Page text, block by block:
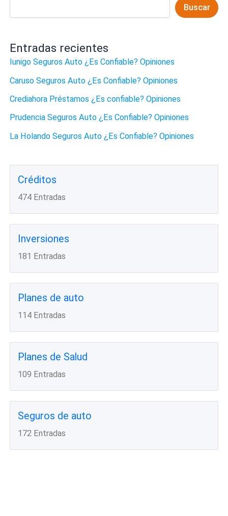
Buscar
Entradas recientes
Iunigo Seguros Auto ¿Es Confiable? Opiniones
Caruso Seguros Auto ¿Es Confiable? Opiniones
Crediahora Préstamos ¿Es confiable? Opiniones
Prudencia Seguros Auto ¿Es Confiable? Opiniones
La Holando Seguros Auto ¿Es Confiable? Opiniones
Créditos
474 Entradas
Inversiones
181 Entradas
Planes de auto
114 Entradas
Planes de Salud
109 Entradas
Seguros de auto
172 Entradas